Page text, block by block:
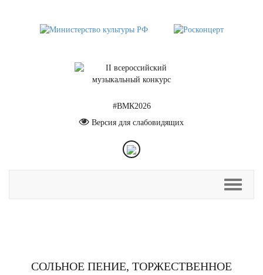
#ВМК2026
Версия для слабовидящих
СОЛЬНОЕ ПЕНИЕ, ТОРЖЕСТВЕННОЕ